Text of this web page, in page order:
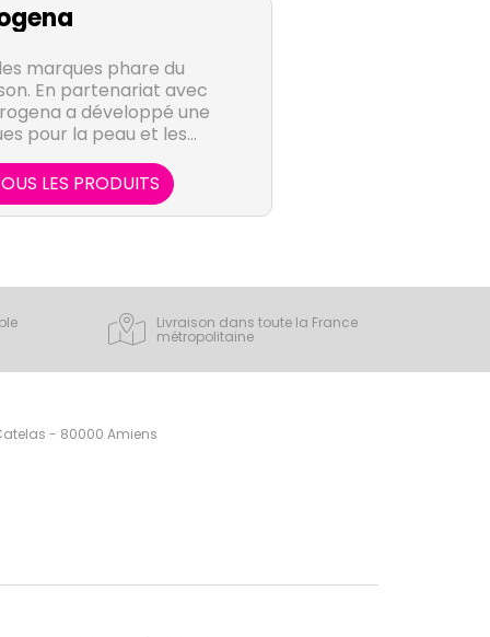
marques phare du
En partenariat avec
a développé une
pour la peau et les
LES PRODUITS
Livraison dans toute la France
métropolitaine
- 80000 Amiens